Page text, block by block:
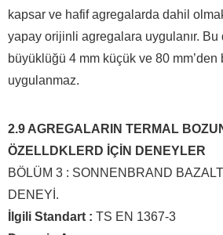
kapsar ve hafif agregalarda dahil
yapay orijinli agregalara uygulanır.
büyüklüğü 4 mm küçük ve 80
uygulanmaz.
2.9 AGREGALARIN TERMAL
ÖZELLDKLERD İÇİN DENEYLER
BÖLÜM 3 : SONNENBRAND
DENEYİ.
İlgili Standart : TS EN 1367-3